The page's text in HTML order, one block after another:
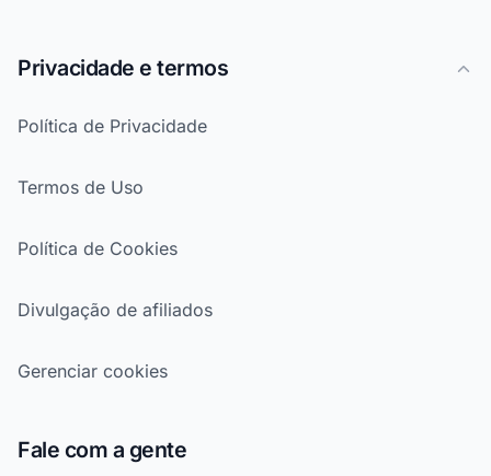
Privacidade e termos
Política de Privacidade
Termos de Uso
Política de Cookies
Divulgação de afiliados
Gerenciar cookies
Fale com a gente